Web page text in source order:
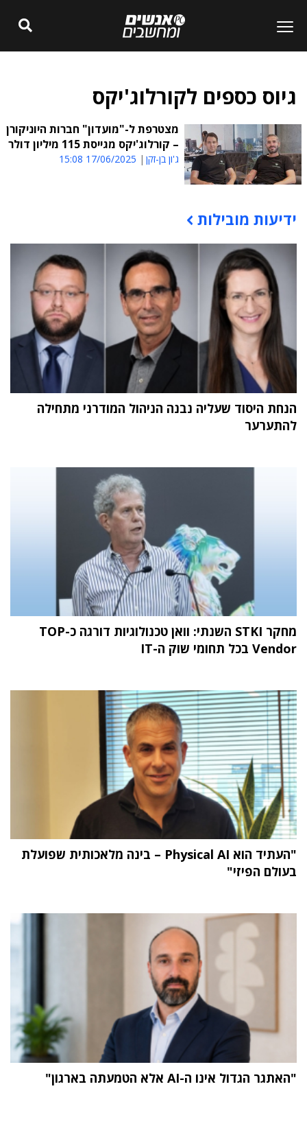
גיוס כספים לקורלוג'יקס
מצטרפת ל-"מועדון" חברות היוניקורן
– קורלוג'יקס מגייסת 115 מיליון דולר
ג'ון בן-זקן 17/06/2025 15:08
תוכן פרסומי
ידיעות מובילות
הנחת היסוד שעליה נבנה הניהול המודרני מתחילה
להתערער
מחקר STKI השנתי: וואן טכנולוגיות דורגה כ-TOP
Vendor בכל תחומי שוק ה-IT
"העתיד הוא Physical AI – בינה מלאכותית שפועלת
בעולם הפיזי"
"האתגר הגדול אינו ה-AI אלא הטמעתה בארגון"